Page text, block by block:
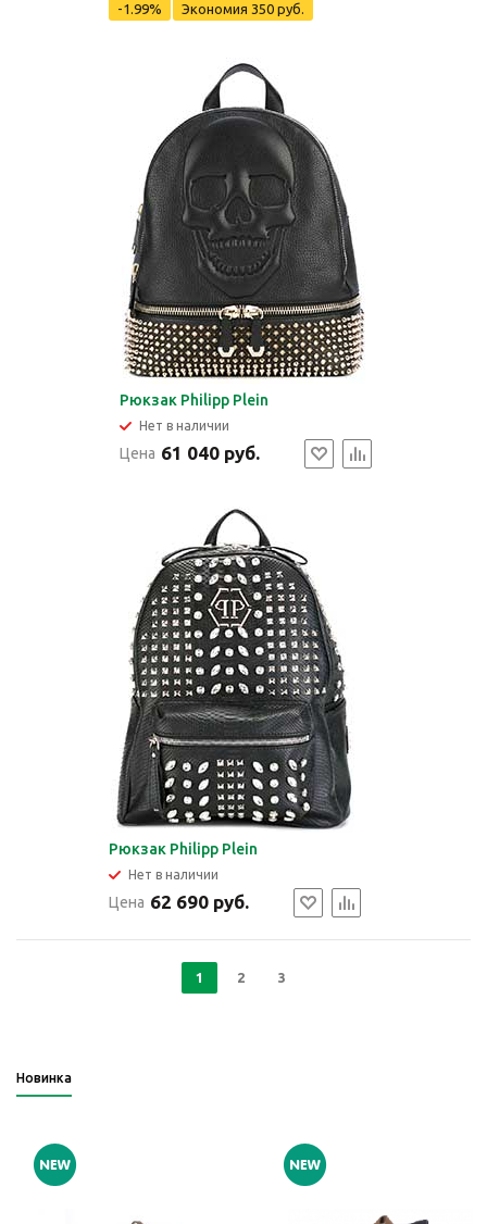
-1.99%
Экономия 350 руб.
Рюкзак Philipp Plein
Нет в наличии
Цена 61 040 руб.
Рюкзак Philipp Plein
Нет в наличии
Цена 62 690 руб.
1 2 3
Новинка